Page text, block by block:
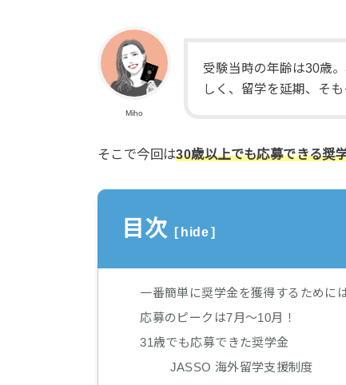
Miho
受験当時の年齢は30歳
しく、留学を延期、そ
そこで今回は30歳以上でも応募できる奨
目次 [ hide]
一番簡単に奨学金を獲得するために
応募のピークは7月〜10月！
31歳でも応募できた奨学金
JASSO 海外留学支援制度